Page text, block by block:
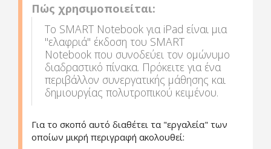
Πώς χρησιμοποιείται:
Το SMART Notebook για iPad είναι μια
"ελαφριά" έκδοση του SMART
Notebook που συνοδεύει τον ομώνυμο
διαδραστικό πίνακα. Πρόκειτε για ένα
περιβάλλον συνεργατικής μάθησης και
δημιουργίας πολυτροπικού κειμένου.
Για το σκοπό αυτό διαθέτει τα "εργαλεία" των
οποίων μικρή περιγραφή ακολουθεί: